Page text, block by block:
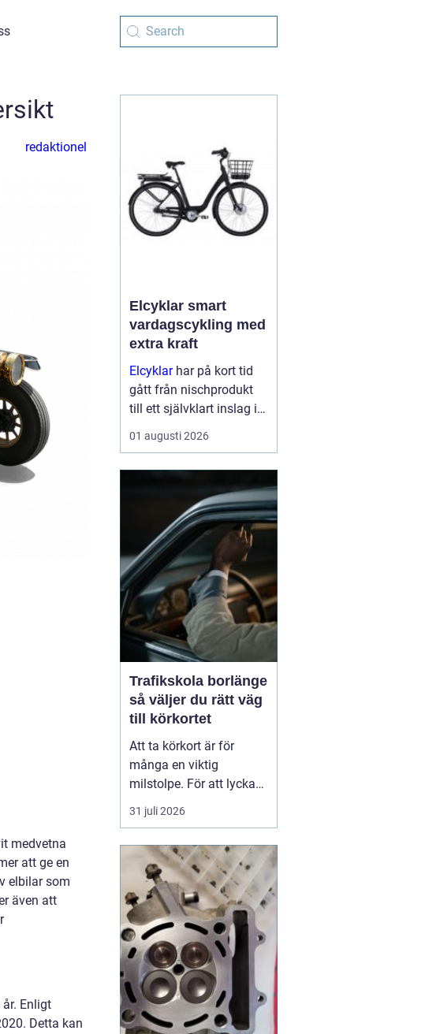
redaktionel
medvetna
att ge en
elbilar som
även att
Enligt
Detta kan
Elcyklar smart
vardagscykling med
extra kraft
Elcyklarhar på kort tid
gått från nischprodukt
till ett självklart inslag i
många städer och
samhällen.
elassistans gör det
enklare att välja cykeln i
01 augusti 2026
Trafikskola borlänge
så väljer du rätt väg
till körkortet
Att ta körkort är för
många en viktig
milstolpe. För att lyckas
på ett tryggt och
effektivt sätt spelar valet
Den som söker en
Trafikskola Borlänge
möter i dag många
alternativ, med a...
31 juli 2026